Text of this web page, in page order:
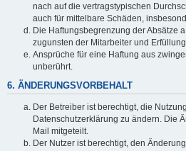
nach auf die vertragstypischen
auch für mittelbare Schäden,
Die Haftungsbegrenzung der Absätze
zugunsten der Mitarbeiter und
Ansprüche für eine Haftung aus
unberührt.
6. ÄNDERUNGSVORBEHALT
Der Betreiber ist berechtigt, die
Datenschutzerklärung zu ändern. Die
Mail mitgeteilt.
Der Nutzer ist berechtigt, den